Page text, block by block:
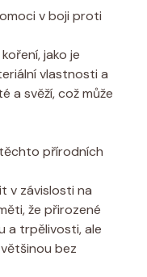
v boji proti
jako je
vlastnosti a
a svěží, což může
přírodních
v závislosti na
že přirozené
a trpělivosti, ale
bez